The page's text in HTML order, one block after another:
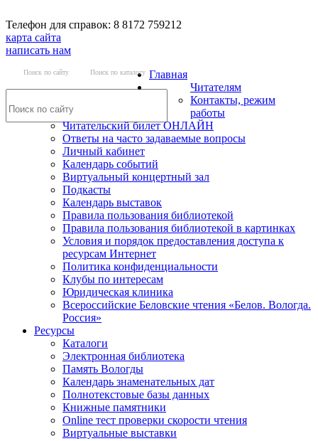
Телефон для справок: 8 8172 759212
карта сайта
написать нам
Поиск по сайту Поиск по каталогу Главная
Читателям
Контакты, режим
работы
Читательский билет ОНЛАЙН
Ответы на часто задаваемые вопросы
Личный кабинет
Календарь событий
Виртуальный концертный зал
Подкасты
Календарь выставок
Правила пользования библиотекой
Правила пользования библиотекой в картинках
Условия и порядок предоставления доступа к
ресурсам Интернет
Политика конфиденциальности
Клубы по интересам
Юридическая клиника
Всероссийские Беловские чтения «Белов. Вологда.
Россия»
Ресурсы
Каталоги
Электронная библиотека
Память Вологды
Календарь знаменательных дат
Полнотекстовые базы данных
Книжные памятники
Online тест проверки скорости чтения
Виртуальные выставки